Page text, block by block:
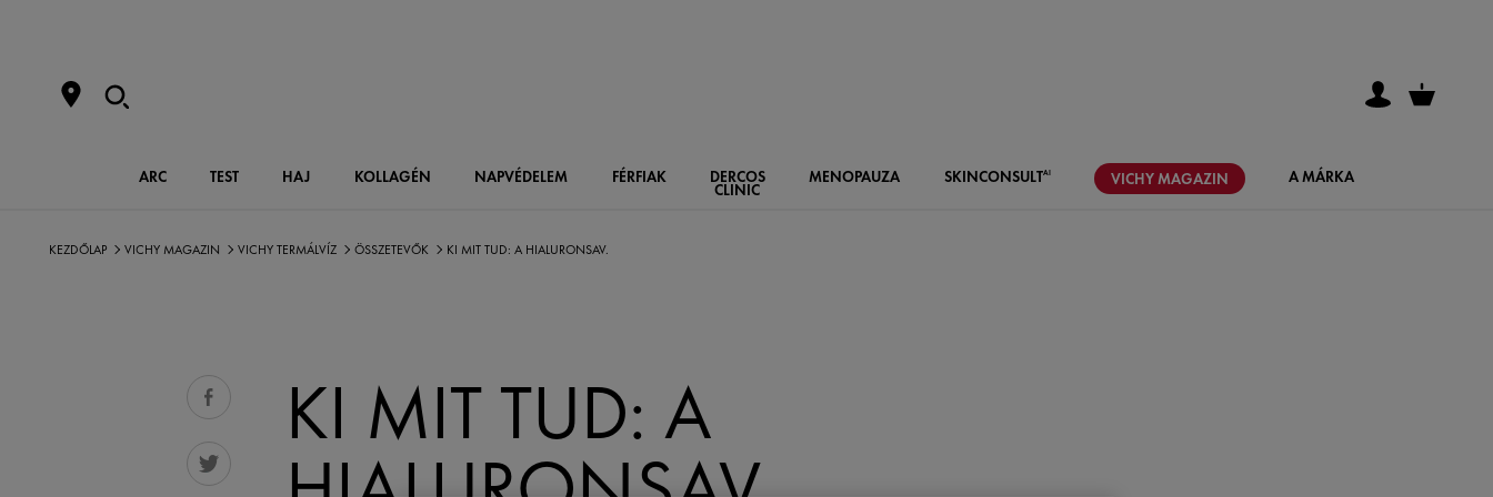
ARC TEST HAJ KOLLAGÉN NAPVÉDELEM FÉRFIAK DERCOS
CLINIC
MENOPAUZA SKINCONSULTAI VICHYMAGAZIN A MÁRKA
KEZDŐLAP VICHY MAGAZIN VICHY TERMÁLVÍZ ÖSSZETEVŐK KI MIT TUD: A HIALURONSAV.
KI MIT TUD: A